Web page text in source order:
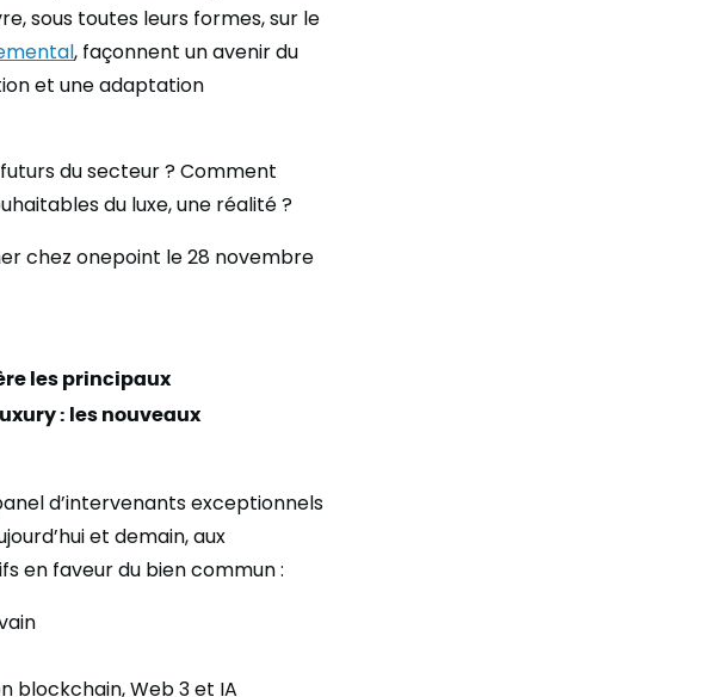
sous toutes leurs formes, sur le
, façonnent un avenir du
et une adaptation
du secteur ? Comment
du luxe, une réalité ?
chez onepoint le 28 novembre
les principaux
: les nouveaux
d’intervenants exceptionnels
et demain, aux
en faveur du bien commun :
blockchain, Web 3 et IA